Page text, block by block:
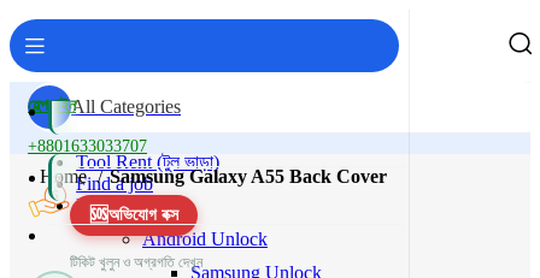
হেল্পলাইন
+8801633033707
🆘অভিযোগ বক্স
টিকিট খুলুন ও অগ্রগতি দেখুন
All Categories
Tool Rent (টুল ভাড়া)
Find a job
Unlock/Service
Android Unlock
Samsung Unlock
Home Samsung Galaxy A55 Back Cover
-63%